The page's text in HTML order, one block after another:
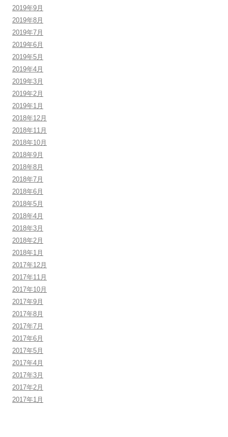
2019年9月
2019年8月
2019年7月
2019年6月
2019年5月
2019年4月
2019年3月
2019年2月
2019年1月
2018年12月
2018年11月
2018年10月
2018年9月
2018年8月
2018年7月
2018年6月
2018年5月
2018年4月
2018年3月
2018年2月
2018年1月
2017年12月
2017年11月
2017年10月
2017年9月
2017年8月
2017年7月
2017年6月
2017年5月
2017年4月
2017年3月
2017年2月
2017年1月